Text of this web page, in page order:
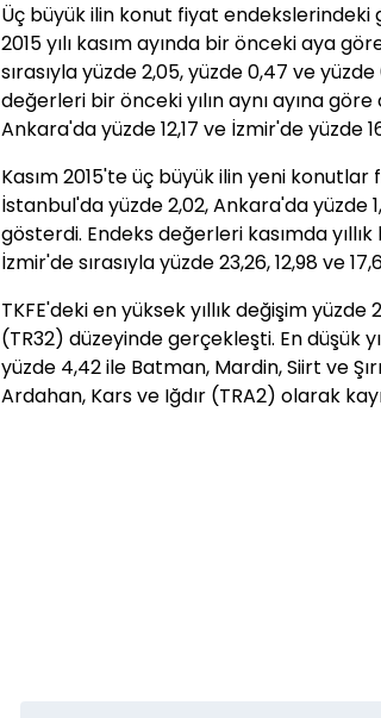
Üç büyük ilin konut fiyat
2015 yılı kasım ayında bir önceki aya
sırasıyla yüzde 2,05, yüzde 0,47 ve
değerleri bir önceki yılın aynı ayına
Ankara'da yüzde 12,17 ve İzmir'de yüzde
Kasım 2015'te üç büyük ilin yeni
İstanbul'da yüzde 2,02, Ankara'da yüzde
gösterdi. Endeks değerleri kasımda
İzmir'de sırasıyla yüzde 23,26, 12,98 ve
TKFE'deki en yüksek yıllık değişim yüzde
(TR32) düzeyinde gerçekleşti. En düşük
yüzde 4,42 ile Batman, Mardin, Siirt ve
Ardahan, Kars ve Iğdır (TRA2) olarak